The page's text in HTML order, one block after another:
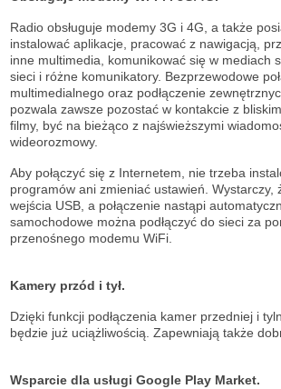
Radio obsługuje modemy 3G i 4G, a także
instalować aplikacje, pracować z nawigacją,
inne multimedia, komunikować się w mediach
sieci i różne komunikatory. Bezprzewodowe
multimedialnego oraz podłączenie
pozwala zawsze pozostać w kontakcie z
filmy, być na bieżąco z najświeższymi
wideorozmowy.
Aby połączyć się z Internetem, nie trzeba
programów ani zmieniać ustawień. Wystarczy,
wejścia USB, a połączenie nastąpi
samochodowe można podłączyć do sieci za
przenośnego modemu WiFi.
Kamery przód i tył.
Dzięki funkcji podłączenia kamer przedniej i
będzie już uciążliwością. Zapewniają także
Wsparcie dla usługi Google Play Market.